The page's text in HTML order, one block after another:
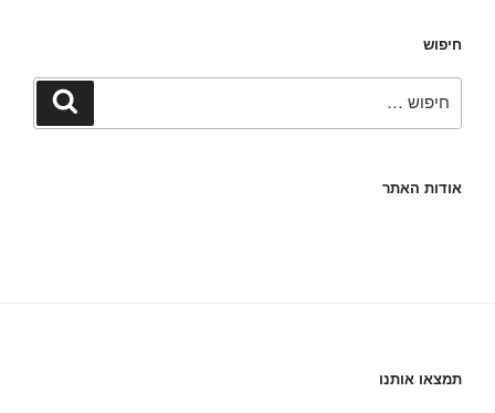
חיפוש
חיפוש
אודות האתר
תמצאו אותנו